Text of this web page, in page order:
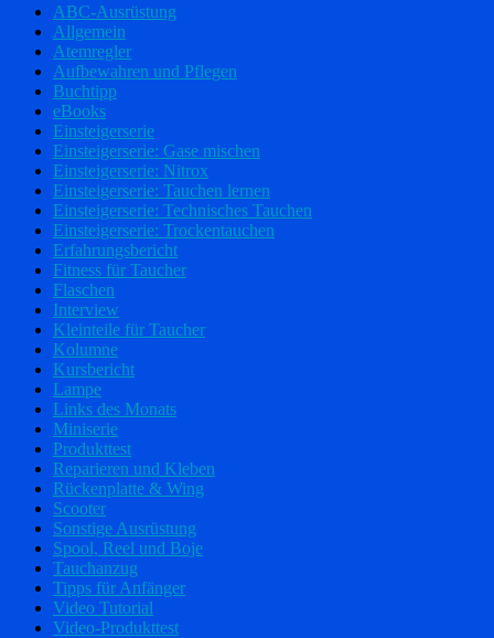
ABC-Ausrüstung
Allgemein
Atemregler
Aufbewahren und Pflegen
Buchtipp
eBooks
Einsteigerserie
Einsteigerserie: Gase mischen
Einsteigerserie: Nitrox
Einsteigerserie: Tauchen lernen
Einsteigerserie: Technisches Tauchen
Einsteigerserie: Trockentauchen
Erfahrungsbericht
Fitness für Taucher
Flaschen
Interview
Kleinteile für Taucher
Kolumne
Kursbericht
Lampe
Links des Monats
Miniserie
Produkttest
Reparieren und Kleben
Rückenplatte & Wing
Scooter
Sonstige Ausrüstung
Spool, Reel und Boje
Tauchanzug
Tipps für Anfänger
Video Tutorial
Video-Produkttest